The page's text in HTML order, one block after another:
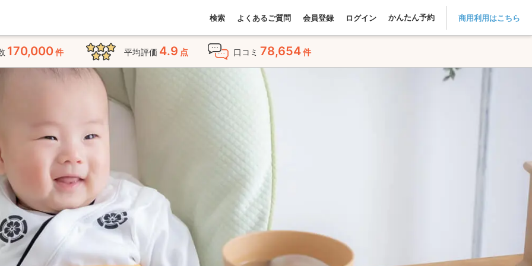
検索 よくあるご質問 会員登録 ログイン かんたん予約 商用利用はこちら
170,000件 平均評価 4.9 点 口コミ 78,654件